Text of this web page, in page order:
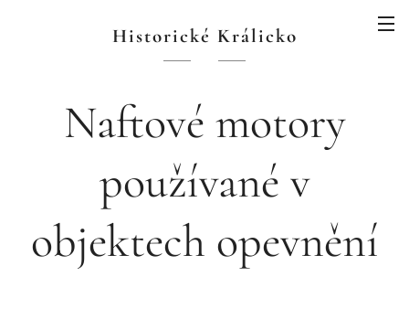
Historické Králicko
Naftové motory
používané v
objektech opevnění